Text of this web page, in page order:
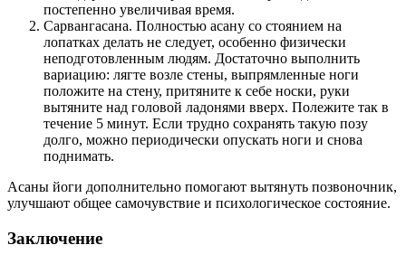
постепенно увеличивая время.
Сарвангасана. Полностью асану со стоянием на
лопатках делать не следует, особенно физически
неподготовленным людям. Достаточно выполнить
вариацию: лягте возле стены, выпрямленные ноги
положите на стену, притяните к себе носки, руки
вытяните над головой ладонями вверх. Полежите так в
течение 5 минут. Если трудно сохранять такую позу
долго, можно периодически опускать ноги и снова
поднимать.
Асаны йоги дополнительно помогают вытянуть позвоночник,
улучшают общее самочувствие и психологическое состояние.
Заключение